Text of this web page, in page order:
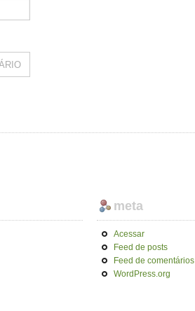
meta
Acessar
Feed de posts
Feed de comentários
WordPress.org